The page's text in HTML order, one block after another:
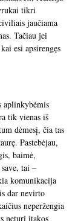
tikri
jaučiama
Tačiau jei
esi apsirengęs
tik vienas iš
dėmesį, čia tas
Pastebėjau,
baimė,
tai –
komunikacija
dar nevirto
neperžengia
neturi įtakos